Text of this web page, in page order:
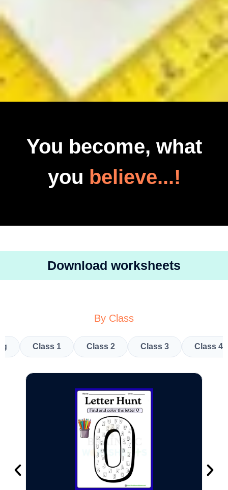
You become, what
you believe...!
Download worksheets
By Class
Class 1 Class 2 Class 3 Class 4